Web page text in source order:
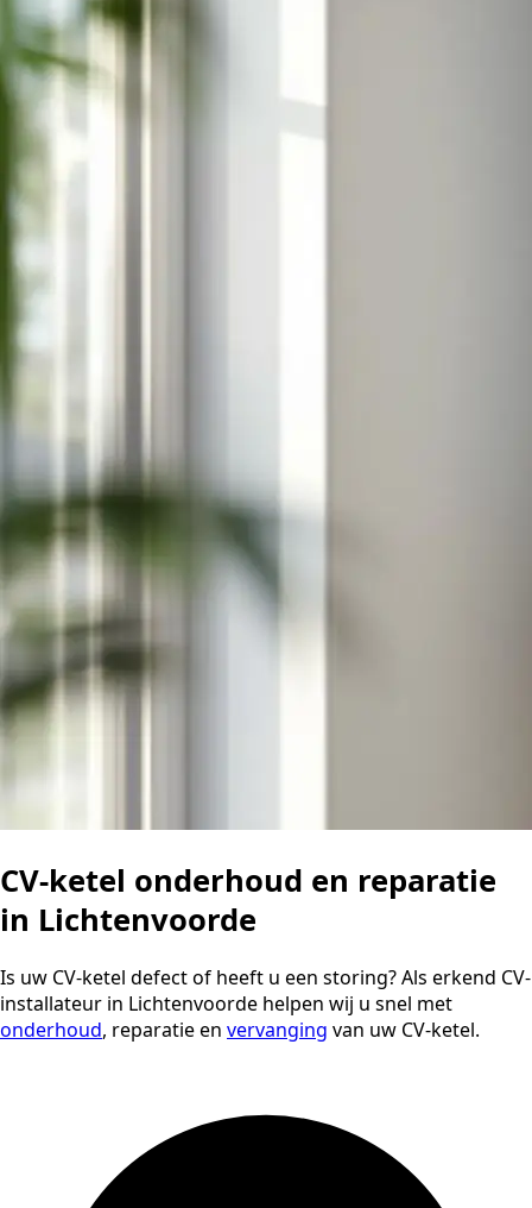
CV-ketel onderhoud en reparatie
in Lichtenvoorde
Is uw CV-ketel defect of heeft u een storing? Als erkend CV-
installateur in Lichtenvoorde helpen wij u snel met
onderhoud, reparatie en vervanging van uw CV-ketel.